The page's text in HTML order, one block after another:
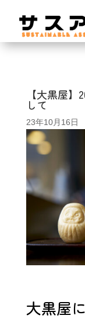
【大黒屋
して
23年10月16日
大黒屋